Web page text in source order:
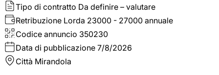
Tipo di contratto Da definire – valutare
Retribuzione Lorda 23000 - 27000 annuale
Codice annuncio 350230
Data di pubblicazione 7/8/2026
Città Mirandola